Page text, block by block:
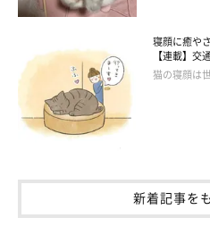
この投稿を
. イスの脚に戦いを挑む
寝顔に癒や
【連載】交
猫の寝顔は
新着記事を